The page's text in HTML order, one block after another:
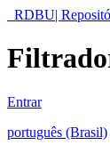
RDBU|
Entrar
português (Brasil)